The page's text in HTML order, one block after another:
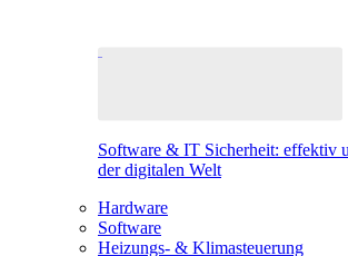
Software & IT Sicherheit: effektiv
der digitalen Welt
Hardware
Software
Heizungs- & Klimasteuerung